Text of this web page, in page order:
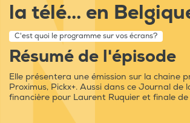
la télé... en
C'est quoi le programme sur vos écrans?
Résumé de l'épisode
Elle présentera une émission sur la chaine
Proximus, Pickx+. Aussi dans ce Journal de
financière pour Laurent Ruquier et finale